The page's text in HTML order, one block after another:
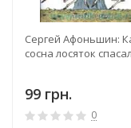
Сергей Афоньшин:
сосна лосяток
99 грн.
0